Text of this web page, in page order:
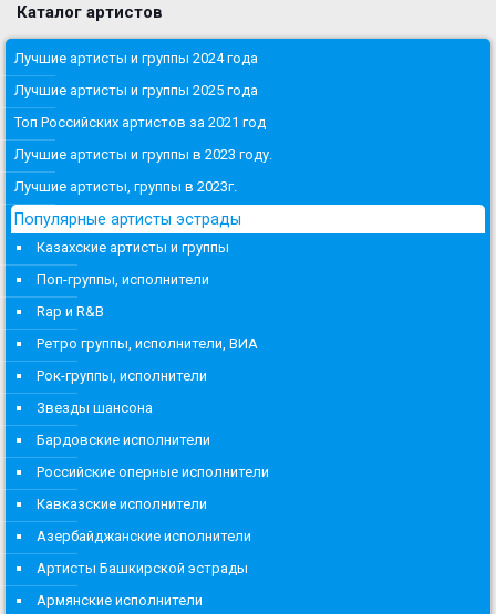
Каталог артистов
Лучшие артисты и группы 2024 года
Лучшие артисты и группы 2025 года
Топ Российских артистов за 2021 год
Лучшие артисты и группы в 2023 году.
Лучшие артисты, группы в 2023г.
Популярные артисты эстрады
Казахские артисты и группы
Поп-группы, исполнители
Rap и R&B
Ретро группы, исполнители, ВИА
Рок-группы, исполнители
Звезды шансона
Бардовские исполнители
Российские оперные исполнители
Кавказские исполнители
Азербайджанские исполнители
Артисты Башкирской эстрады
Армянские исполнители